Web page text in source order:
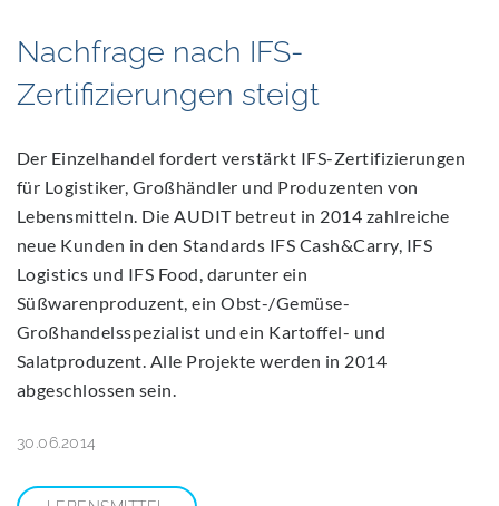
Nachfrage nach IFS-
Zertifizierungen steigt
Der Einzelhandel fordert verstärkt IFS-Zertifizierungen
für Logistiker, Großhändler und Produzenten von
Lebensmitteln. Die AUDIT betreut in 2014 zahlreiche
neue Kunden in den Standards IFS Cash&Carry, IFS
Logistics und IFS Food, darunter ein
Süßwarenproduzent, ein Obst-/Gemüse-
Großhandelsspezialist und ein Kartoffel- und
Salatproduzent. Alle Projekte werden in 2014
abgeschlossen sein.
30.06.2014